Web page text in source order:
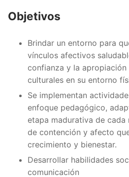
Objetivos
Brindar un entorno para
vínculos afectivos
confianza y la
culturales en su entorno
Se implementan
enfoque pedagógico,
etapa madurativa de cada
de contención y afecto
crecimiento y bienestar.
Desarrollar habilidades
comunicación